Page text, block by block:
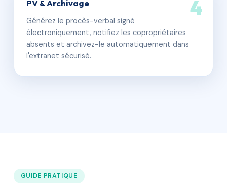
4
PV & Archivage
Générez le procès-verbal signé
électroniquement, notifiez les copropriétaires
absents et archivez-le automatiquement dans
l'extranet sécurisé.
GUIDE PRATIQUE